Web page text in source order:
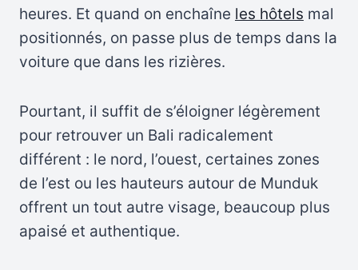
heures. Et quand on enchaîne les hôtels mal
positionnés, on passe plus de temps dans la
voiture que dans les rizières.
Pourtant, il suffit de s’éloigner légèrement
pour retrouver un Bali radicalement
différent : le nord, l’ouest, certaines zones
de l’est ou les hauteurs autour de Munduk
offrent un tout autre visage, beaucoup plus
apaisé et authentique.